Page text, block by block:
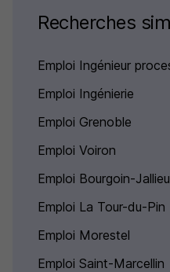
Recherches
Emploi Ingénieur
Emploi Ingénierie
Emploi Grenoble
Emploi Voiron
Emploi Bourgoin-Jallieu
Emploi La Tour-du-Pin
Emploi Morestel
Emploi Saint-Marcellin